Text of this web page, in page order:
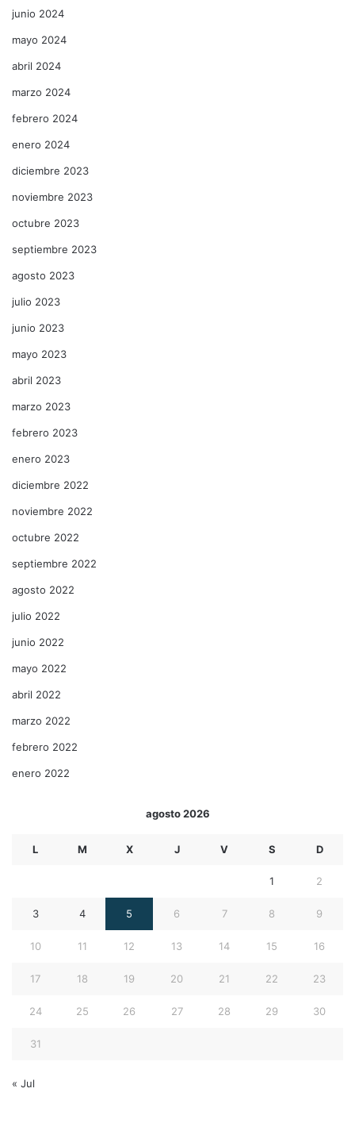
junio 2024
mayo 2024
abril 2024
marzo 2024
febrero 2024
enero 2024
diciembre 2023
noviembre 2023
octubre 2023
septiembre 2023
agosto 2023
julio 2023
junio 2023
mayo 2023
abril 2023
marzo 2023
febrero 2023
enero 2023
diciembre 2022
noviembre 2022
octubre 2022
septiembre 2022
agosto 2022
julio 2022
junio 2022
mayo 2022
abril 2022
marzo 2022
febrero 2022
enero 2022
agosto 2026
L M X J V S D
1 2
3 4 5 6 7 8 9
10 11 12 13 14 15 16
17 18 19 20 21 22 23
24 25 26 27 28 29 30
31
« Jul